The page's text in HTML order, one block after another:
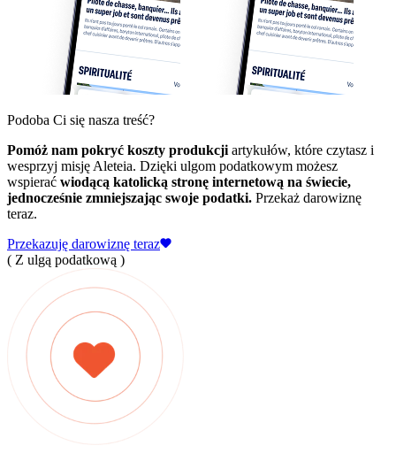
Podoba Ci się nasza treść?
Pomóż nam pokryć koszty produkcji artykułów, które czytasz i
wesprzyj misję Aleteia. Dzięki ulgom podatkowym możesz
wspierać wiodącą katolicką stronę internetową na świecie,
jednocześnie zmniejszając swoje podatki. Przekaż darowiznę
teraz.
Przekazuję darowiznę teraz
( Z ulgą podatkową )